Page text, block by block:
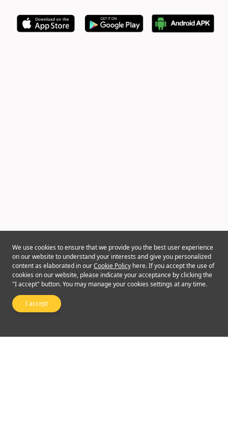
We use cookies to ensure that we provide you the best user experience
on our website to understand your interests and give you personalized
content as elaborated in ourCookie Policy here. If you accept the use of
cookies on our website, please indicate your acceptance by clicking the
"I accept" button. You may manage your cookies settings at any time.
I accept